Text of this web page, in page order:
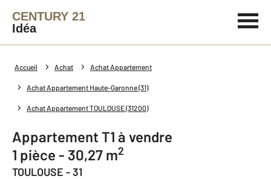
CENTURY 21
Idéa
Accueil Achat Achat Appartement
Achat Appartement Haute-Garonne (31)
Achat Appartement TOULOUSE (31200)
Appartement T1 à vendre
1 pièce - 30,27 m2
TOULOUSE - 31